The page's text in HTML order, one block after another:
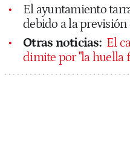
El ayuntamiento
debido a la
Otras noticias: El
dimite por "la huella